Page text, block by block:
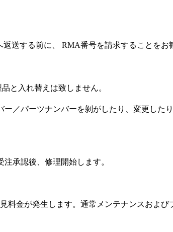
送する前に、 RMA番号を請求することをお
と入れ替えは致しません。
パーツナンバーを剝がしたり、変更した
承認後、修理開始します。
金が発生します。通常メンテナンスおよび